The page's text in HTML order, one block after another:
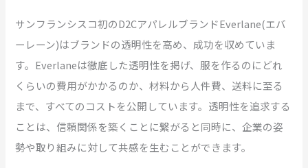
サンフランシスコ初のD2CアパレルブランドEverlane(エバ
ーレーン)はブランドの透明性を高め、成功を収めていま
す。Everlaneは徹底した透明性を掲げ、服を作るのにどれ
くらいの費用がかかるのか、材料から人件費、送料に至る
まで、すべてのコストを公開しています。透明性を追求する
ことは、信頼関係を築くことに繋がると同時に、企業の姿
勢や取り組みに対して共感を生むことができます。